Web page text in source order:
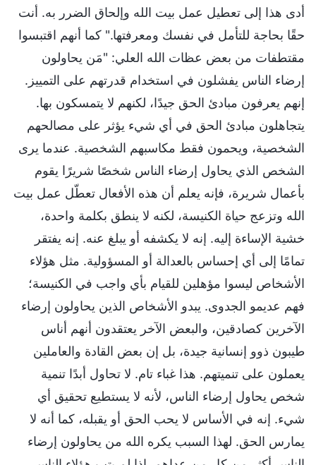
أدى هذا إلى تعطيل عمل بيت الله وإلحاق الضرر به. أنت
حقًا بحاجة للتأمل في نفسك ومعرفتها." كما أنهم اقتبسوا
مقتطفات من بعض عظات الله العلي: "مَن يحاولون
إرضاء الناس يفشلون في استخدام قدرتهم على التمييز.
إنهم يعرفون مبادئ الحق جيدًا، لكنهم لا يتمسكون بها.
يتجاهلون مبادئ الحق في أي شيء يؤثر على مصالحهم
الشخصية، ويحمون فقط مكاسبهم الشخصية. عندما يرى
الشخص الذي يحاول إرضاء الناس شخصًا شريرًا يقوم
بأعمال شريرة، فإنه يعلم أن هذه الأفعال تعطّل عمل بيت
الله وتزعج حياة الكنيسة، لكنه لا ينطق بكلمة واحدة،
خشية الإساءة إليه. إنه لا يكشفه أو يبلغ عنه. إنه يفتقر
تمامًا إلى أي إحساس بالعدالة أو المسؤولية. مثل هؤلاء
الأشخاص ليسوا مؤهلين للقيام بأي واجب في الكنيسة؛
فهم عديمو الجدوى. يبدو الأشخاص الذين يحاولون إرضاء
الآخرين كصادقين، والبعض الآخر يعتقدون أنهم أناس
طيبون ذوو إنسانية جيدة، بل إن بعض القادة والعاملين
يعملون على تنميتهم. هذا غباء تام. لا تحاول أبدًا تنمية
شخص يحاول إرضاء الناس، لأنه لا يستطيع تحقيق أي
شيء. إنه في الأساس لا يحب الحق أو يقبله، كما أنه لا
يمارس الحق. لهذا السبب يكره الله من يحاولون إرضاء